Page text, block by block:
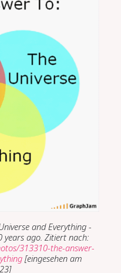
and Everything -
years ago. Zitiert nach:
313310-the-answer-
[eingesehen am